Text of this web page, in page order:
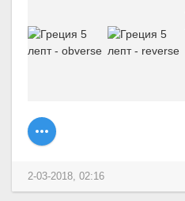
2-03-2018, 02:16